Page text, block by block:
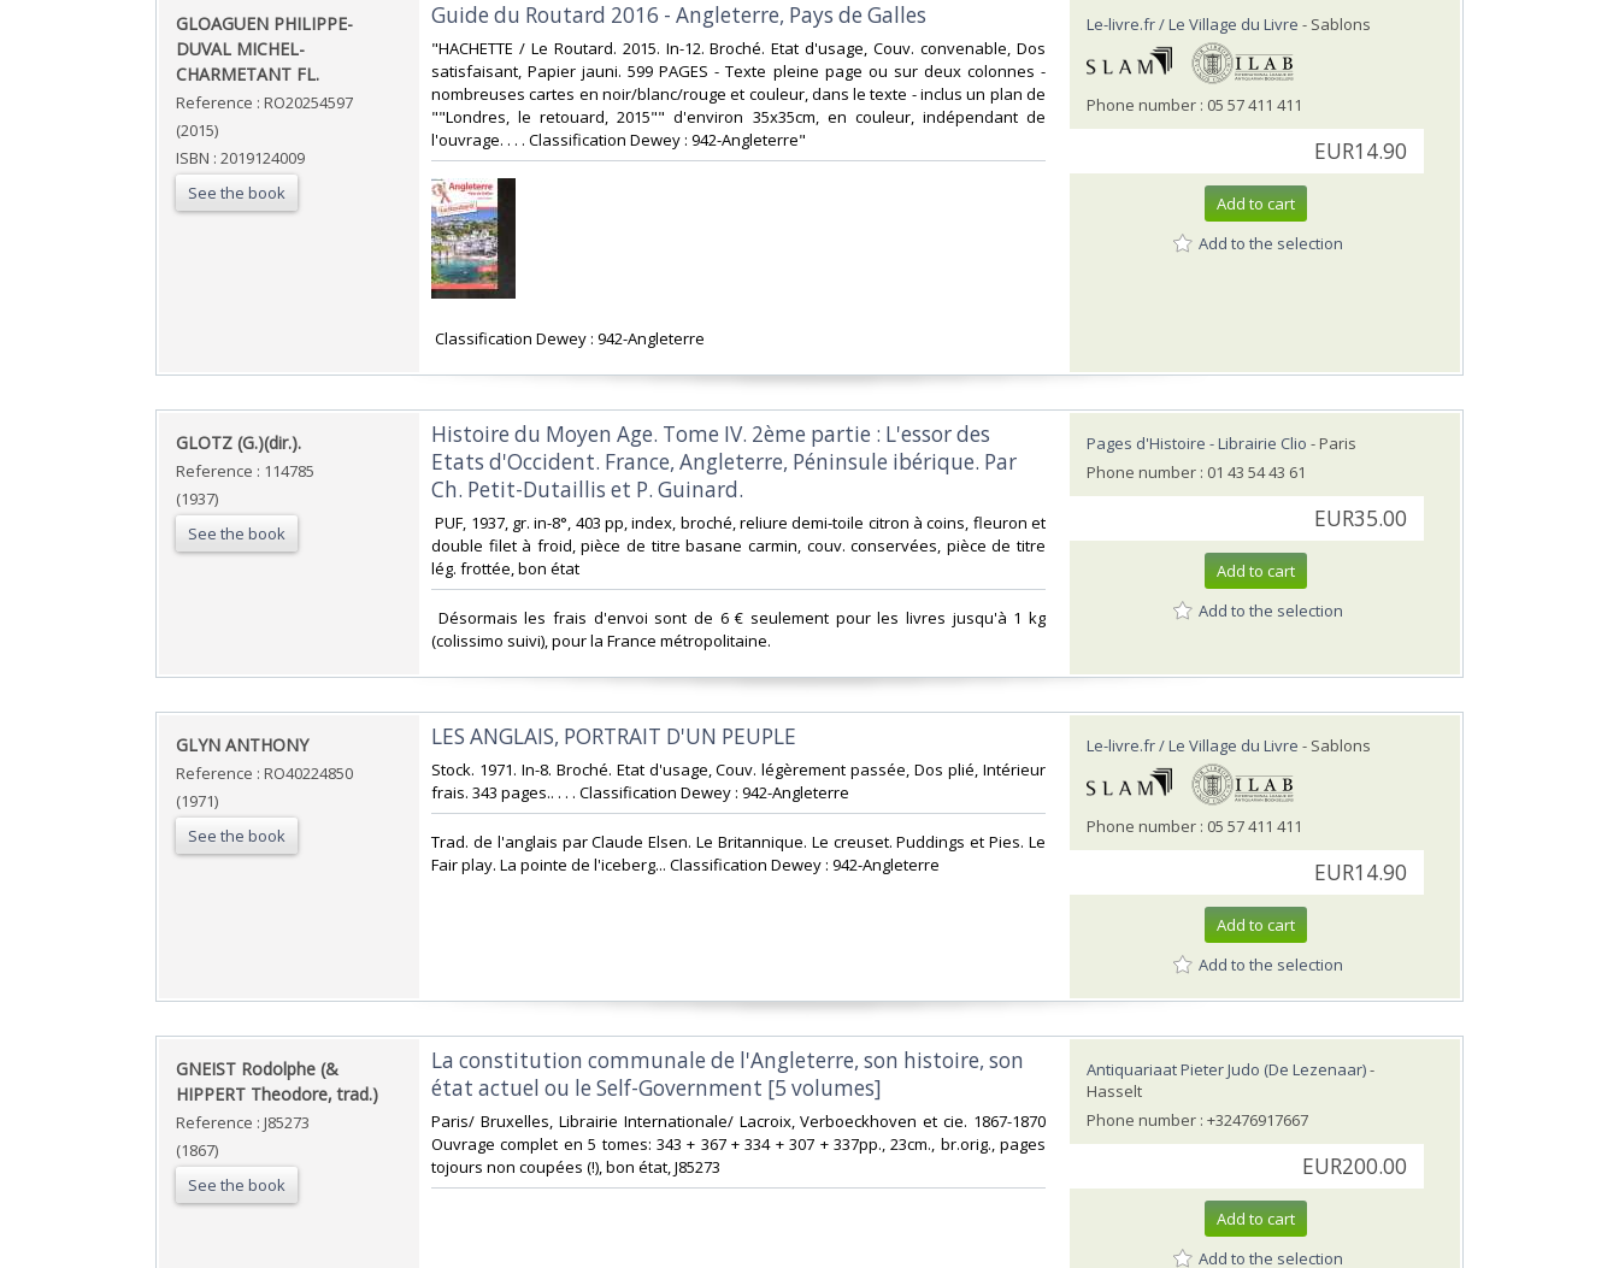
‎GLOAGUEN PHILIPPE-
DUVAL MICHEL-
CHARMETANT FL.‎
Reference : RO20254597
(2015)
ISBN : 2019124009
See the book
‎Guide du Routard 2016 - Angleterre, Pays de Galles‎
‎"HACHETTE / Le Routard. 2015. In-12. Broché. Etat d'usage, Couv. convenable, Dos
satisfaisant, Papier jauni. 599 PAGES - Texte pleine page ou sur deux colonnes -
nombreuses cartes en noir/blanc/rouge et couleur, dans le texte - inclus un plan de
""Londres, le retouard, 2015"" d'environ 35x35cm, en couleur, indépendant de
l'ouvrage. . . . Classification Dewey : 942-Angleterre"‎
‎ Classification Dewey : 942-Angleterre‎
Le-livre.fr / Le Village du Livre - Sablons
Phone number : 05 57 411 411
EUR14.90
Add to cart
Add to the selection
‎GLOTZ (G.)(dir.).‎
Reference : 114785
(1937)
See the book
‎Histoire du Moyen Age. Tome IV. 2ème partie : L'essor des
Etats d'Occident. France, Angleterre, Péninsule ibérique. Par
Ch. Petit-Dutaillis et P. Guinard.‎
‎ PUF, 1937, gr. in-8°, 403 pp, index, broché, reliure demi-toile citron à coins, fleuron et
double filet à froid, pièce de titre basane carmin, couv. conservées, pièce de titre
lég. frottée, bon état‎
‎ Désormais les frais d'envoi sont de 6 € seulement pour les livres jusqu'à 1 kg
(colissimo suivi), pour la France métropolitaine.‎
Pages d'Histoire - Librairie Clio - Paris
Phone number : 01 43 54 43 61
EUR35.00
Add to cart
Add to the selection
‎GLYN ANTHONY‎
Reference : RO40224850
(1971)
See the book
‎LES ANGLAIS, PORTRAIT D'UN PEUPLE‎
‎Stock. 1971. In-8. Broché. Etat d'usage, Couv. légèrement passée, Dos plié, Intérieur
frais. 343 pages.. . . . Classification Dewey : 942-Angleterre‎
‎Trad. de l'anglais par Claude Elsen. Le Britannique. Le creuset. Puddings et Pies. Le
Fair play. La pointe de l'iceberg... Classification Dewey : 942-Angleterre‎
Le-livre.fr / Le Village du Livre - Sablons
Phone number : 05 57 411 411
EUR14.90
Add to cart
Add to the selection
‎GNEIST Rodolphe (&
HIPPERT Theodore, trad.)‎
Reference : J85273
(1867)
See the book
‎La constitution communale de l'Angleterre, son histoire, son
état actuel ou le Self-Government [5 volumes]‎
‎Paris/ Bruxelles, Librairie Internationale/ Lacroix, Verboeckhoven et cie. 1867-1870
Ouvrage complet en 5 tomes: 343 + 367 + 334 + 307 + 337pp., 23cm., br.orig., pages
tojours non coupées (!), bon état, J85273‎
Antiquariaat Pieter Judo (De Lezenaar)-
Hasselt
Phone number : +32476917667
EUR200.00
Add to cart
Add to the selection